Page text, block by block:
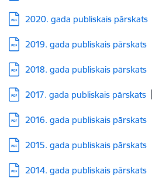
Lejupielādēt:
2020. gada publiskais pārskats
Lejupielādēt:
2019. gada publiskais pārskats
Lejupielādēt:
2018. gada publiskais pārskats
Lejupielādēt:
2017. gada publiskais pārskats
Lejupielādēt:
2016. gada publiskais pārskats
Lejupielādēt:
2015. gada publiskais pārskats
Lejupielādēt:
2014. gada publiskais pārskats